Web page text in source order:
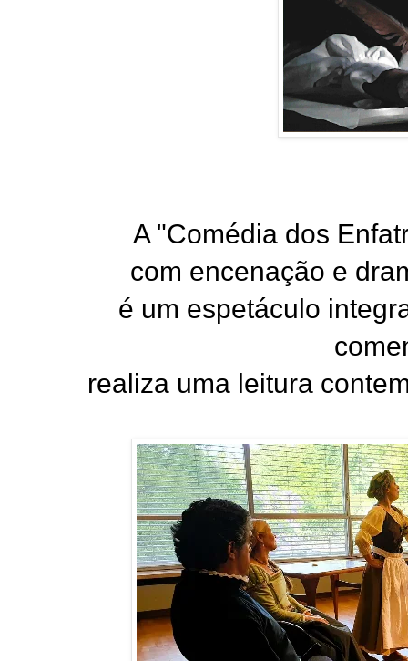
A "Comédia dos
com encenação e
é um espetáculo
realiza uma leitura